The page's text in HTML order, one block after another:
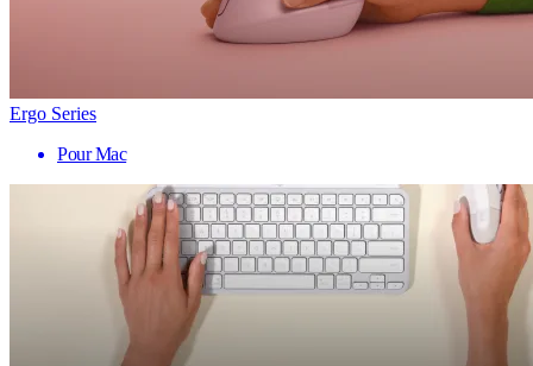
Ergo Series
Pour Mac